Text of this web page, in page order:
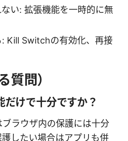
い: 拡張機能を一時的に無
Kill Switchの有効化、再接
質問）
けで十分ですか？
ラウザ内の保護には十分
したい場合はアプリも併